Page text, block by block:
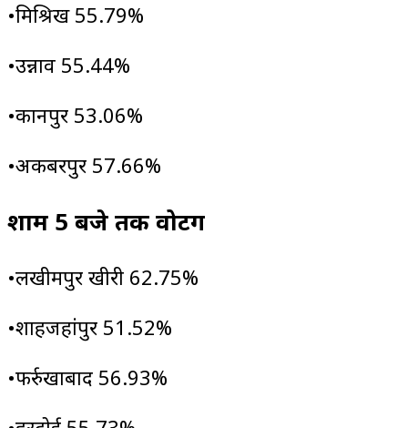
•मिश्रिख 55.79%
•उन्नाव 55.44%
•कानपुर 53.06%
•अकबरपुर 57.66%
शाम 5 बजे तक वोटिंग
•लखीमपुर खीरी 62.75%
•शाहजहांपुर 51.52%
•फर्रुखाबाद 56.93%